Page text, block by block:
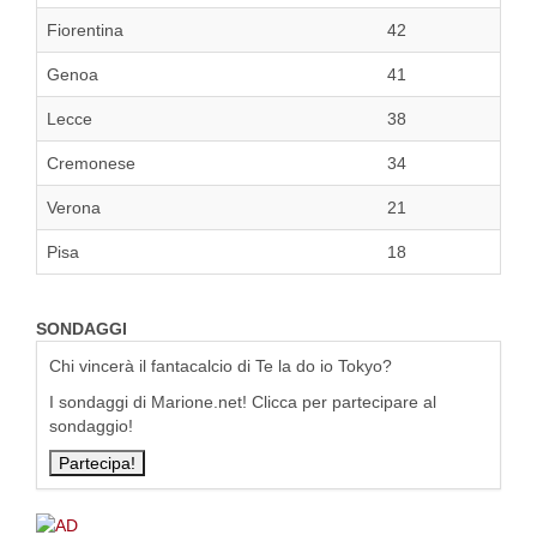
Fiorentina 42
Genoa 41
Lecce 38
Cremonese 34
Verona 21
Pisa 18
SONDAGGI
Chi vincerà il fantacalcio di Te la do io Tokyo?
I sondaggi di Marione.net! Clicca per partecipare al
sondaggio!